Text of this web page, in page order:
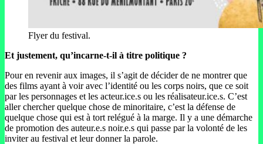
Flyer du festival.
Et justement, qu’incarne-t-il à titre politique ?
Pour en revenir aux images, il s’agit de décider de ne montrer que
des films ayant à voir avec l’identité ou les corps noirs, que ce soit
par les personnages et les acteur.ice.s ou les réalisateur.ice.s. C’est
aller chercher quelque chose de minoritaire, c’est la défense de
quelque chose qui est à tort relégué à la marge. Il y a une démarche
de promotion des auteur.e.s noir.e.s qui passe par la volonté de les
inviter au festival et leur donner la parole.